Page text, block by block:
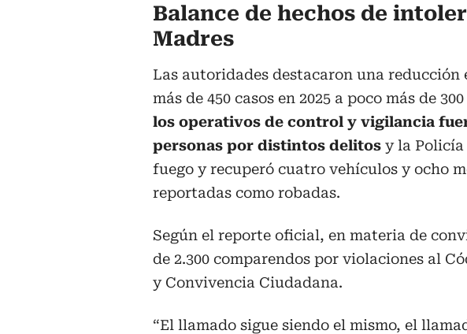
Balance de hechos de
Madres
Las autoridades destacaron una reducción
más de 450 casos en 2025 a poco más de
los operativos de control y vigilancia
personas por distintos delitos y la
fuego y recuperó cuatro vehículos y ocho
reportadas como robadas.
Según el reporte oficial, en materia de
de 2.300 comparendos por violaciones al
y Convivencia Ciudadana.
“El llamado sigue siendo el mismo, el